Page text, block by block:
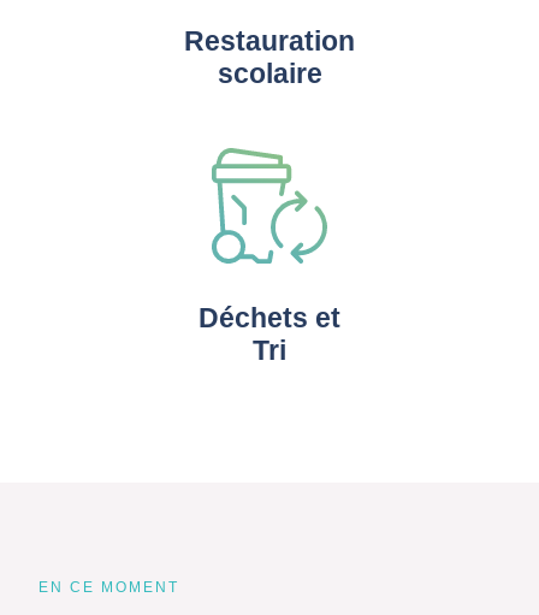
Restauration
scolaire
Déchets et
Tri
EN CE MOMENT